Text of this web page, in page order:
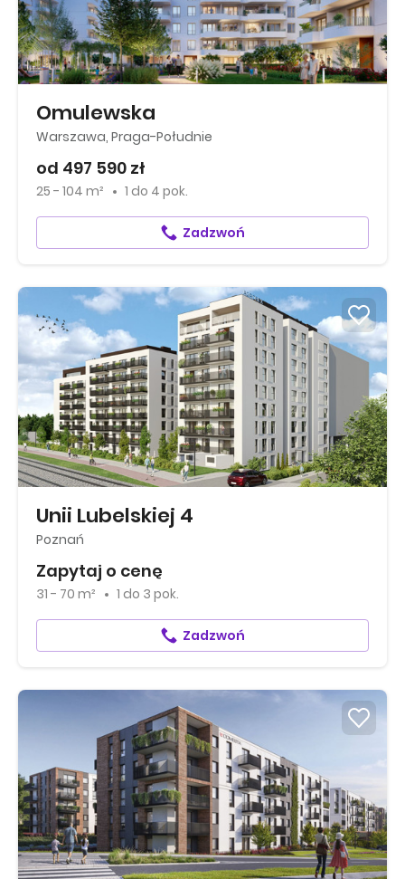
Omulewska
Warszawa, Praga-Południe
od 497 590 zł
25 - 104 m² 1 do 4 pok.
Zadzwoń
Unii Lubelskiej 4
Poznań
Zapytaj o cenę
31 - 70 m² 1 do 3 pok.
Zadzwoń